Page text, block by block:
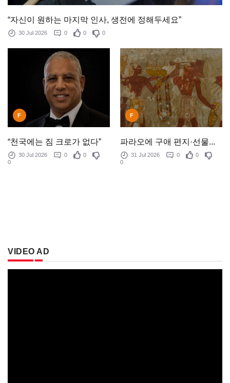
“자신이 원하는 마지막 인사, 생전에 정해두세요”
30 Jul 2026 0 0 0
F
“천국에는 짐 크로가 없다”
30 Jul 2026 0
0
0
F
파라오에 구애 편지·선물...
31 Jul 2026 0
0
0
VIDEO AD